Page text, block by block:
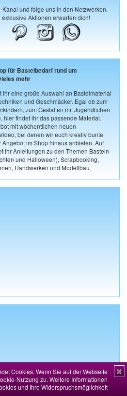
Cookies. Wenn Sie auf der Webseite
Nutzung zu. Weitere Informationen
und Ihre Widerspruchsmöglichkeit
✖
und folge uns in den Netzwerken.
Aktionen erwarten dich!
für Bastelbedarf rund um
mehr
ihr eine große Auswahl an Bastelmaterial
und Geschmäcker. Egal ob zum
zum Gestalten mit Jugendlichen
hier findet ihr das passende Material.
mit wöchentlichen neuen
bei denen wir euch kreativ bunte
im Shop hinaus anbieten. Auf
ihr Anleitungen zu den Themen Basteln
und Halloween), Scrapbooking,
Handwerken und Modellbau.